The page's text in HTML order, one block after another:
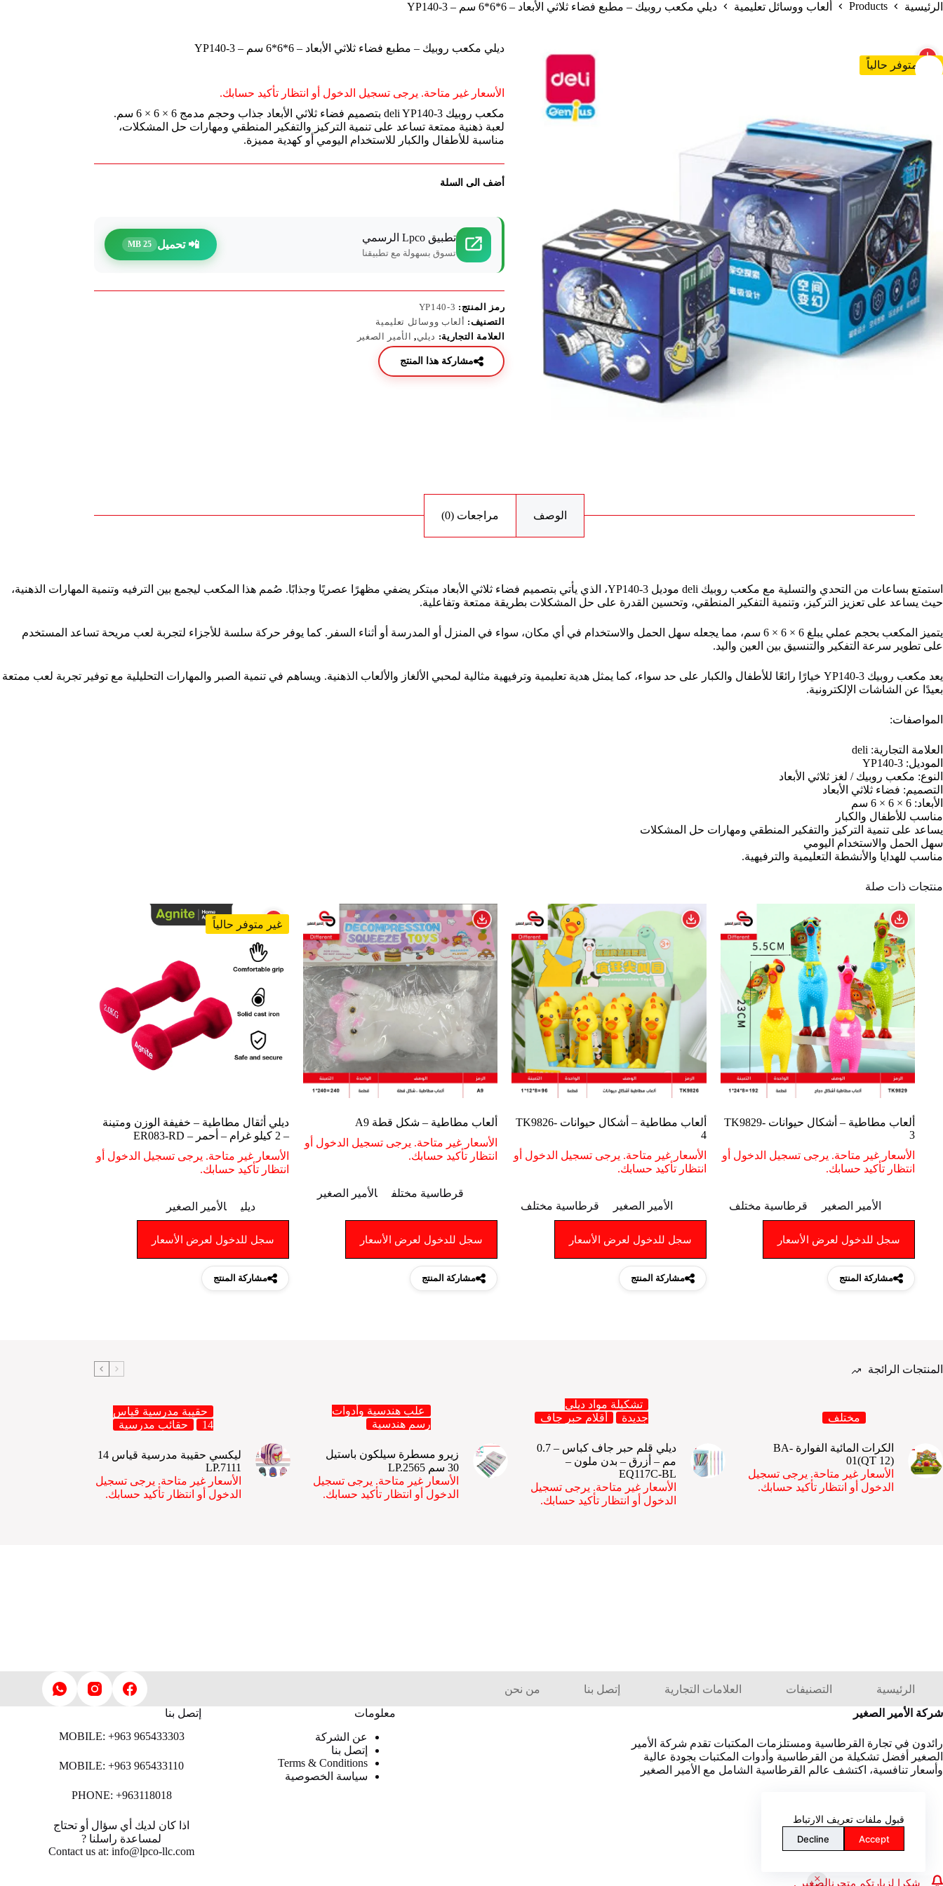
شكرا لزيارتكم متجرنا
قبول ملفات تعريف الارتباط
Accept
Decline
الرئيسية Products ألعاب ووسائل تعليمية ديلي مكعب روبيك – مطبع فضاء ثلاثي الأبعاد – 6*6*6 سم – YP140-3
غير متوفر حالياً
ديلي مكعب روبيك – مطبع فضاء ثلاثي الأبعاد – 6*6*6 سم – YP140-3
الأسعار غير متاحة. يرجى تسجيل الدخول أو انتظار تأكيد حسابك.
مكعب روبيك deli YP140-3 بتصميم فضاء ثلاثي الأبعاد جذاب وحجم مدمج 6 × 6 × 6 سم.
لعبة ذهنية ممتعة تساعد على تنمية التركيز والتفكير المنطقي ومهارات حل المشكلات،
مناسبة للأطفال والكبار للاستخدام اليومي أو كهدية مميزة.
أضف الى السلة
تطبيق Lpco الرسمي
تسوق بسهولة مع تطبيقنا
📲 تحميل 25 MB
رمز المنتج: YP140-3
التصنيف: ألعاب ووسائل تعليمية
العلامة التجارية: ديلي, الأمير الصغير
مشاركة هذا المنتج
الوصف مراجعات (0)
استمتع بساعات من التحدي والتسلية مع مكعب روبيك deli موديل YP140-3، الذي يأتي بتصميم فضاء ثلاثي الأبعاد مبتكر يضفي مظهرًا عصريًا وجذابًا. صُمم هذا المكعب ليجمع بين الترفيه وتنمية المهارات الذهنية،
حيث يساعد على تعزيز التركيز، وتنمية التفكير المنطقي، وتحسين القدرة على حل المشكلات بطريقة ممتعة وتفاعلية.
يتميز المكعب بحجم عملي يبلغ 6 × 6 × 6 سم، مما يجعله سهل الحمل والاستخدام في أي مكان، سواء في المنزل أو المدرسة أو أثناء السفر. كما يوفر حركة سلسة للأجزاء لتجربة لعب مريحة تساعد المستخدم
على تطوير سرعة التفكير والتنسيق بين العين واليد.
يعد مكعب روبيك YP140-3 خيارًا رائعًا للأطفال والكبار على حد سواء، كما يمثل هدية تعليمية وترفيهية مثالية لمحبي الألغاز والألعاب الذهنية. ويساهم في تنمية الصبر والمهارات التحليلية مع توفير تجربة لعب ممتعة
بعيدًا عن الشاشات الإلكترونية.
المواصفات:
العلامة التجارية: deli
الموديل: YP140-3
النوع: مكعب روبيك / لغز ثلاثي الأبعاد
التصميم: فضاء ثلاثي الأبعاد
الأبعاد: 6 × 6 × 6 سم
مناسب للأطفال والكبار
يساعد على تنمية التركيز والتفكير المنطقي ومهارات حل المشكلات
سهل الحمل والاستخدام اليومي
مناسب للهدايا والأنشطة التعليمية والترفيهية.
منتجات ذات صلة
ألعاب مطاطية – أشكال حيوانات TK9829-
3
الأسعار غير متاحة. يرجى تسجيل الدخول أو
انتظار تأكيد حسابك.
الأمير الصغير قرطاسية مختلف
سجل للدخول لعرض الأسعار
مشاركة المنتج
ألعاب مطاطية – أشكال حيوانات TK9826-
4
الأسعار غير متاحة. يرجى تسجيل الدخول أو
انتظار تأكيد حسابك.
الأمير الصغير قرطاسية مختلف
سجل للدخول لعرض الأسعار
مشاركة المنتج
ألعاب مطاطية – شكل قطة A9
الأسعار غير متاحة. يرجى تسجيل الدخول أو
انتظار تأكيد حسابك.
قرطاسية مختلف الأمير الصغير
سجل للدخول لعرض الأسعار
مشاركة المنتج
غير متوفر حالياً
ديلي أثقال مطاطية – خفيفة الوزن ومتينة
– 2 كيلو غرام – أحمر – ER083-RD
الأسعار غير متاحة. يرجى تسجيل الدخول أو
انتظار تأكيد حسابك.
ديلي الأمير الصغير
سجل للدخول لعرض الأسعار
مشاركة المنتج
المنتجات الرائجة
مختلف
الكرات المائية الفوارة BA-
01(QT 12)
الأسعار غير متاحة. يرجى تسجيل
الدخول أو انتظار تأكيد حسابك.
تشكيلة مواد ديلي
جديدة
أقلام حبر جاف
ديلي قلم حبر جاف كباس – 0.7
مم – أزرق – بدن ملون –
EQ117C-BL
الأسعار غير متاحة. يرجى تسجيل
الدخول أو انتظار تأكيد حسابك.
علب هندسية وأدوات
رسم هندسية
زيرو مسطرة سيلكون باستيل
30 سم LP.2565
الأسعار غير متاحة. يرجى تسجيل
الدخول أو انتظار تأكيد حسابك.
حقيبة مدرسية قياس
14
حقائب مدرسية
ليكسي حقيبة مدرسية قياس 14
LP.7111
الأسعار غير متاحة. يرجى تسجيل
الدخول أو انتظار تأكيد حسابك.
الرئيسية التصنيفات العلامات التجارية إتصل بنا من نحن
شركة الأمير الصغير
رائدون في تجارة القرطاسية ومستلزمات المكتبات تقدم شركة الأمير
الصغير أفضل تشكيلة من القرطاسية وأدوات المكتبات بجودة عالية
وأسعار تنافسية، اكتشف عالم القرطاسية الشامل مع الأمير الصغير
معلومات
عن الشركة
إتصل بنا
Terms & Conditions
سياسة الخصوصية
إتصل بنا
MOBILE: +963 965433303
MOBILE: +963 965433110
PHONE: +963118018
اذا كان لديك أي سؤال أو تحتاج
لمساعدة راسلنا ?
Contact us at: info@lpco-llc.com
Copyright © 2026 الأمير الصغير .